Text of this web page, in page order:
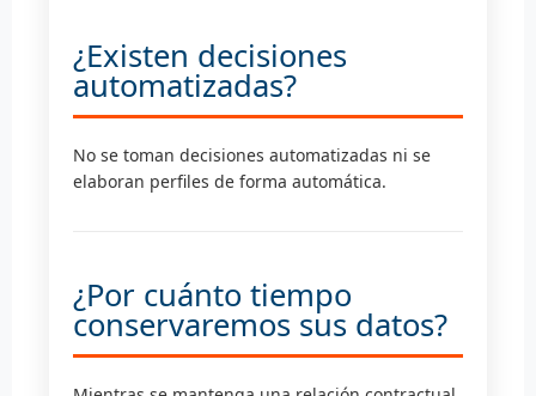
¿Existen decisiones
automatizadas?
No se toman decisiones automatizadas ni se
elaboran perfiles de forma automática.
¿Por cuánto tiempo
conservaremos sus datos?